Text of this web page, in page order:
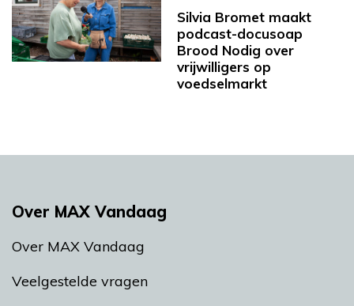
Silvia Bromet maakt
podcast-docusoap
Brood Nodig over
vrijwilligers op
voedselmarkt
Over MAX Vandaag
Over MAX Vandaag
Veelgestelde vragen